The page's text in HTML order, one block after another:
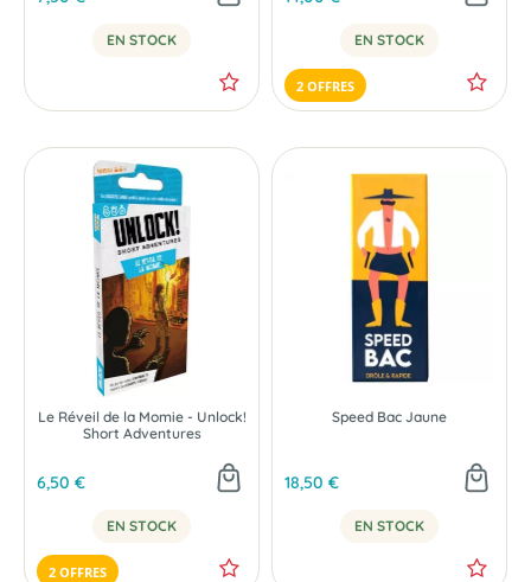
EN STOCK EN STOCK
2 OFFRES
Le Réveil de la Momie - Unlock!
Short Adventures
6,50 €
EN STOCK
2 OFFRES
Speed Bac Jaune
18,50 €
EN STOCK